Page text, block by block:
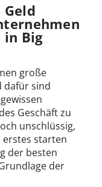
Big
große
dafür sind
Geschäft zu
unschlüssig,
erstes starten
der besten
der